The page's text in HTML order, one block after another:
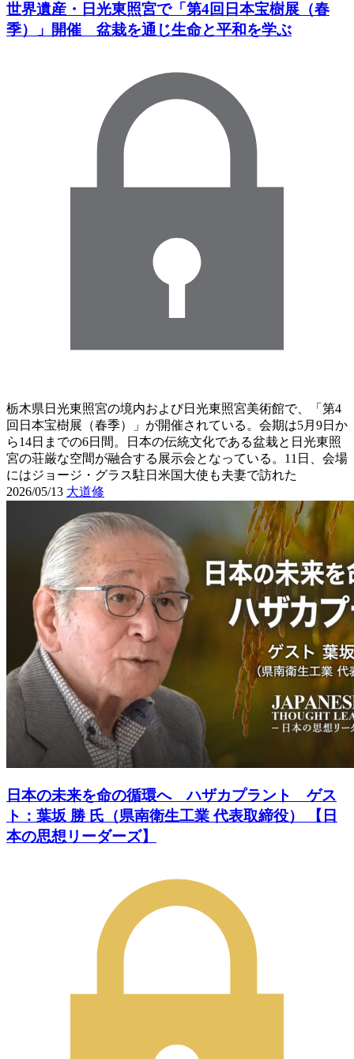
世界遺産・日光東照宮で「第4回日本宝樹展（春
季）」開催 盆栽を通じ生命と平和を学ぶ
栃木県日光東照宮の境内および日光東照宮美術館で、「第4
回日本宝樹展（春季）」が開催されている。会期は5月9日か
ら14日までの6日間。日本の伝統文化である盆栽と日光東照
宮の荘厳な空間が融合する展示会となっている。11日、会場
にはジョージ・グラス駐日米国大使も夫妻で訪れた
2026/05/13 大道修
日本の未来を命の循環へ ハザカプラント ゲス
ト：葉坂 勝 氏（県南衛生工業 代表取締役） 【日
本の思想リーダーズ】